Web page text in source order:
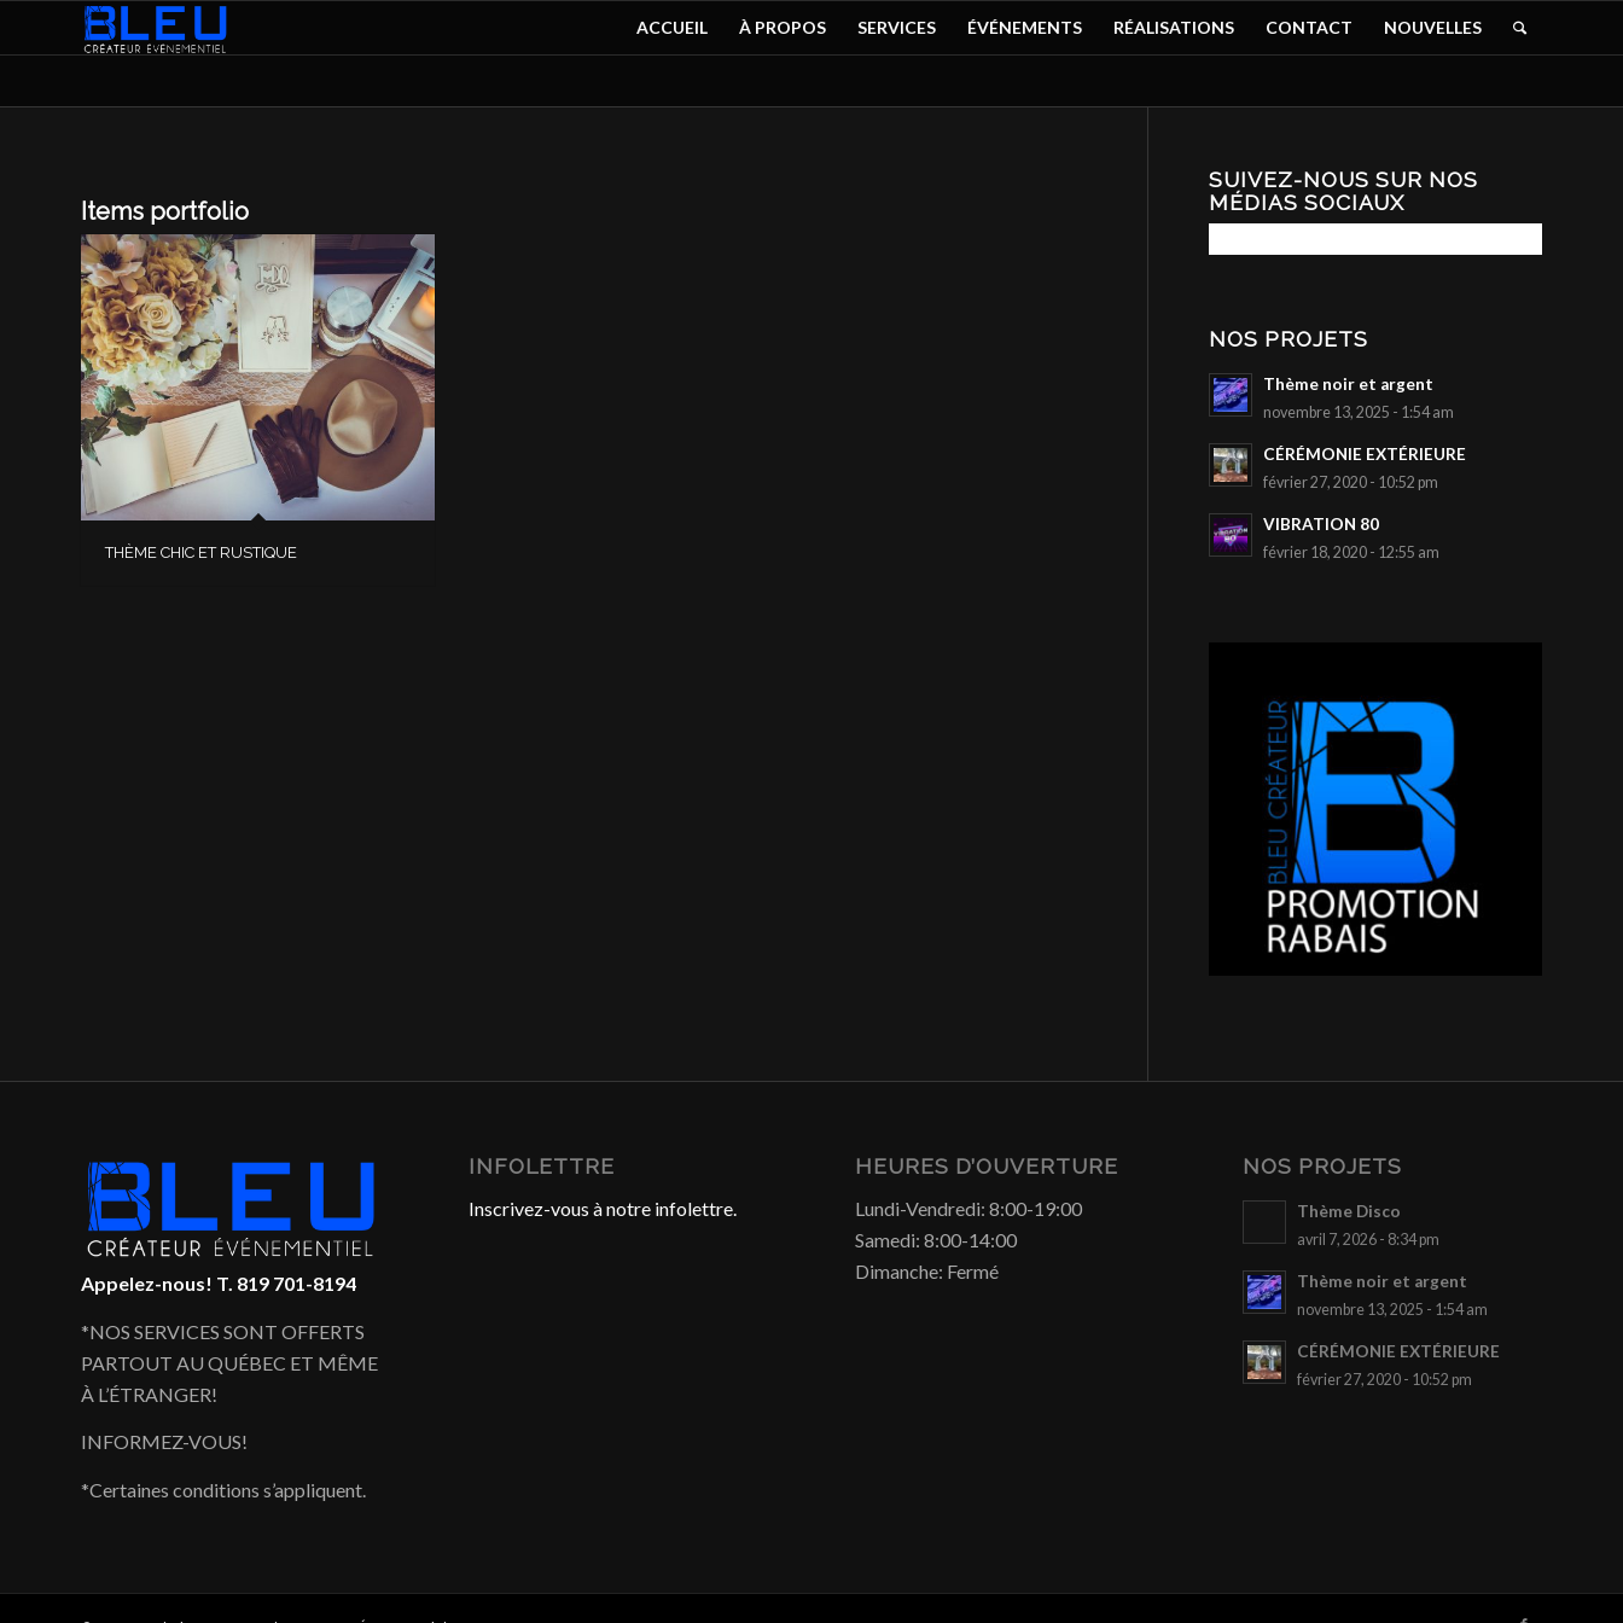
ACCUEIL À PROPOS SERVICES ÉVÉNEMENTS RÉALISATIONS CONTACT NOUVELLES
Items portfolio
THÈME CHIC ET RUSTIQUE
SUIVEZ-NOUS SUR NOS
MÉDIAS SOCIAUX
NOS PROJETS
Thème noir et argent
novembre 13, 2025 - 1:54 am
CÉRÉMONIE EXTÉRIEURE
février 27, 2020 - 10:52 pm
VIBRATION 80
février 18, 2020 - 12:55 am
Appelez-nous! T. 819 701-8194
*NOS SERVICES SONT OFFERTS
PARTOUT AU QUÉBEC ET MÊME
À L’ÉTRANGER!
INFORMEZ-VOUS!
*Certaines conditions s’appliquent.
INFOLETTRE
Inscrivez-vous à notre infolettre.
HEURES D’OUVERTURE
Lundi-Vendredi: 8:00-19:00
Samedi: 8:00-14:00
Dimanche: Fermé
NOS PROJETS
Thème Disco
avril 7, 2026 - 8:34 pm
Thème noir et argent
novembre 13, 2025 - 1:54 am
CÉRÉMONIE EXTÉRIEURE
février 27, 2020 - 10:52 pm